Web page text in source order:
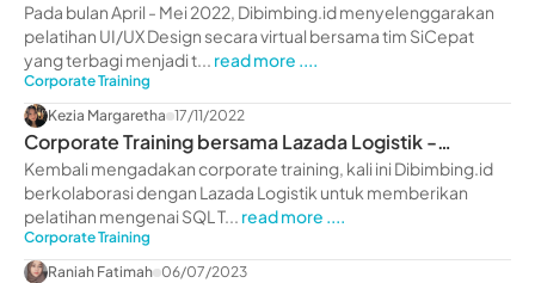
Pada bulan April - Mei 2022, Dibimbing.id menyelenggarakan
pelatihan UI/UX Design secara virtual bersama tim SiCepat
yang terbagi menjadi t... read more ....
Corporate Training
Kezia Margaretha 17/11/2022
Corporate Training bersama Lazada Logistik -
dibimbing.id
Kembali mengadakan corporate training, kali ini Dibimbing.id
berkolaborasi dengan Lazada Logistik untuk memberikan
pelatihan mengenai SQL T... read more ....
Corporate Training
Raniah Fatimah 06/07/2023